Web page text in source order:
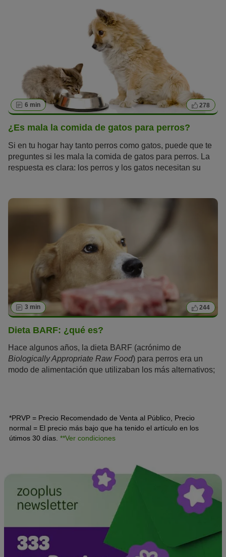
6 min 278
¿Es mala la comida de gatos para perros?
Si en tu hogar hay tanto perros como gatos, puede que te
preguntes si les mala la comida de gatos para perros. La
respuesta es clara: los perros y los gatos necesitan su
es motivo de preocupación. Eso sí, ten en cuenta que el
90 % de las enfermedades de perros y gatos están
causadas por una alimentación inadecuada.
3 min 244
Dieta BARF: ¿qué es?
Hace algunos años, la dieta BARF (acrónimo de
Biologically Appropriate Raw Food) para perros era un
modo de alimentación que utilizaban los más alternativos;
*PRVP = Precio Recomendado de Venta al Público, Precio
normal = El precio más bajo que ha tenido el artículo en los
útimos 30 días. **Ver condiciones